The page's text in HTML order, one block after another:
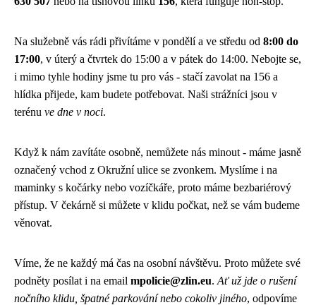
Na služebně vás rádi přivítáme v pondělí a ve středu od 8:00 do
17:00, v úterý a čtvrtek do 15:00 a v pátek do 14:00. Nebojte se,
i mimo tyhle hodiny jsme tu pro vás - stačí zavolat na 156 a
hlídka přijede, kam budete potřebovat. Naši strážníci jsou v
terénu ve dne v noci.
Když k nám zavítáte osobně, nemůžete nás minout - máme jasně
označený vchod z Okružní ulice se zvonkem. Myslíme i na
maminky s kočárky nebo vozíčkáře, proto máme bezbariérový
přístup. V čekárně si můžete v klidu počkat, než se vám budeme
věnovat.
Víme, že ne každý má čas na osobní návštěvu. Proto můžete své
podněty posílat i na email mpolicie@zlin.eu. Ať už jde o rušení
nočního klidu, špatné parkování nebo cokoliv jiného, odpovíme